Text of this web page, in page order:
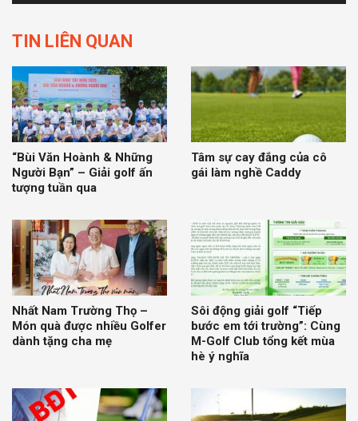
TIN LIÊN QUAN
“Bùi Văn Hoành & Những
Người Bạn” – Giải golf ấn
tượng tuần qua
Tâm sự cay đắng của cô
gái làm nghề Caddy
Nhất Nam Trường Thọ –
Món quà được nhiều Golfer
dành tặng cha mẹ
Sôi động giải golf “Tiếp
bước em tới trường”: Cùng
M-Golf Club tổng kết mùa
hè ý nghĩa